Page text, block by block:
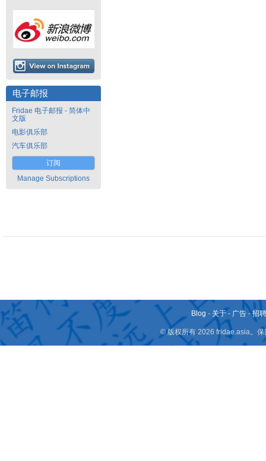
电子邮报
Fridae 电子邮报 - 简体中
文版
电影俱乐部
汽车俱乐部
订阅
Manage Subscriptions
Blog - 关于 - 广告 -招
© 版权所有 2026 fridae.asia。